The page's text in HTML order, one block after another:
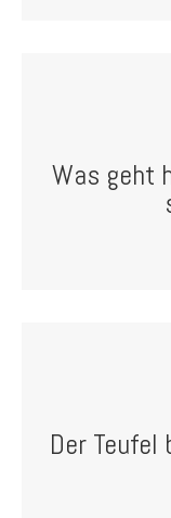
Was geht
Der